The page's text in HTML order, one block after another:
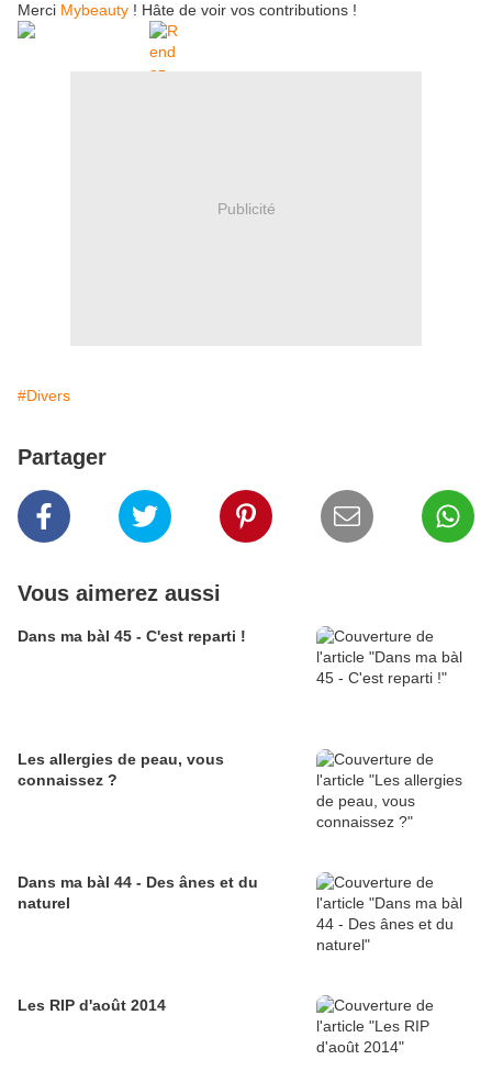
Merci Mybeauty ! Hâte de voir vos contributions !
Publicité
#Divers
Partager
Vous aimerez aussi
Dans ma bàl 45 - C'est reparti !
Les allergies de peau, vous
connaissez ?
Dans ma bàl 44 - Des ânes et du
naturel
Les RIP d'août 2014